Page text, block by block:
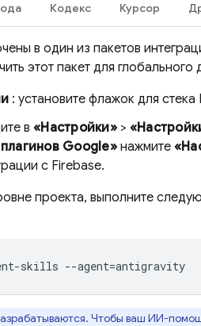
Кодекс Курсор
в один из пакетов
этот пакет для глобального
: установите флажок для стека
в «Настройки»>
Google»нажмите
с Firebase.
проекта, выполните
Чтобы ваш ИИ-